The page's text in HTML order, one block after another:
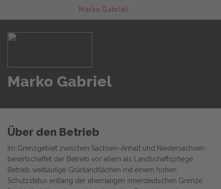
Marko Gabriel
Marko Gabriel
Über den Betrieb
Im Grenzgebiet zwischen Sachsen-Anhalt und Niedersachsen
bewirtschaftet der Betrieb vor allem als Landschaftspflege
Betrieb weitläufige Grünlandflächen mit einem hohen
Schutzstatus entlang der ehemaligen innerdeutschen Grenze.